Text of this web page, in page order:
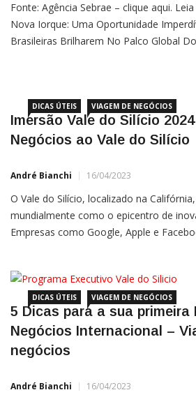
Fonte: Agência Sebrae – clique aqui.
Nova Iorque: Uma Oportunidade
Brasileiras Brilharem No Palco Global
DICAS ÚTEIS VIAGEM DE NEGÓCIOS
Imersão Vale do Silício
Negócios ao Vale do Silício
André Bianchi 16/04/2023
O Vale do Silício, localizado na
mundialmente como o epicentro de
Empresas como Google, Apple e
Vale do
DICAS ÚTEIS VIAGEM DE NEGÓCIOS
5 Dicas para a sua primeira
Negócios Internacional –
negócios
André Bianchi 16/04/2023